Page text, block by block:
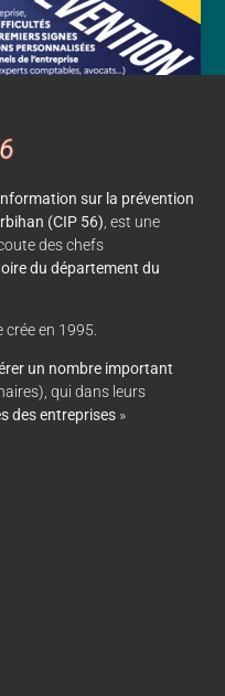
sur la prévention
(CIP 56) , est une
des chefs
du département du
en 1995.
un nombre important
qui dans leurs
des entreprises »